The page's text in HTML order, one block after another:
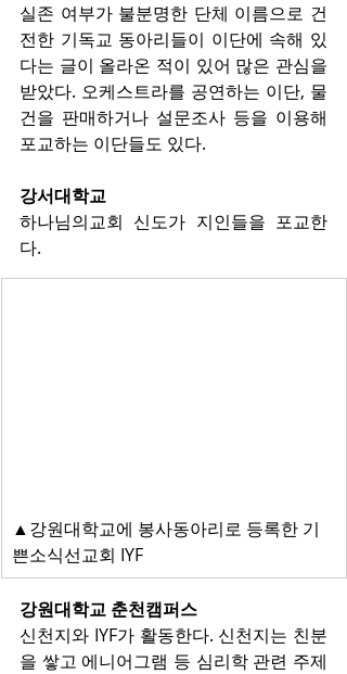
실존 여부가 불분명한 단체 이름으로 건
전한 기독교 동아리들이 이단에 속해 있
다는 글이 올라온 적이 있어 많은 관심을
받았다. 오케스트라를 공연하는 이단, 물
건을 판매하거나 설문조사 등을 이용해
포교하는 이단들도 있다.
강서대학교
하나님의교회 신도가 지인들을 포교한
다.
▲강원대학교에 봉사동아리로 등록한 기
쁜소식선교회 IYF
강원대학교 춘천캠퍼스
신천지와 IYF가 활동한다. 신천지는 친분
을 쌓고 에니어그램 등 심리학 관련 주제